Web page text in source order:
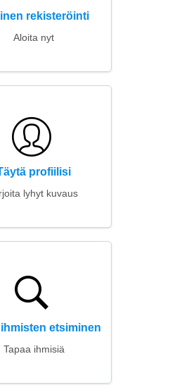
rekisteröinti
Aloita nyt
profiilisi
lyhyt kuvaus
etsiminen
Tapaa ihmisiä